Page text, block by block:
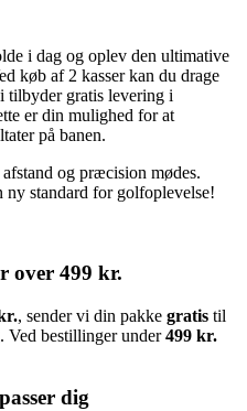
i dag og oplev den ultimative
køb af 2 kasser kan du drage
tilbyder gratis levering i
er din mulighed for at
på banen.
og præcision mødes.
standard for golfoplevelse!
over 499 kr.
, sender vi din pakke gratis til
Ved bestillinger under499 kr.
dig